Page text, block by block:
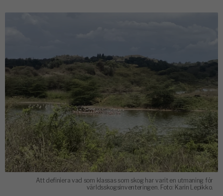
Att definiera vad som klassas som skog har varit en utmaning för
världsskogsinventeringen. Foto: Karin Lepikko.